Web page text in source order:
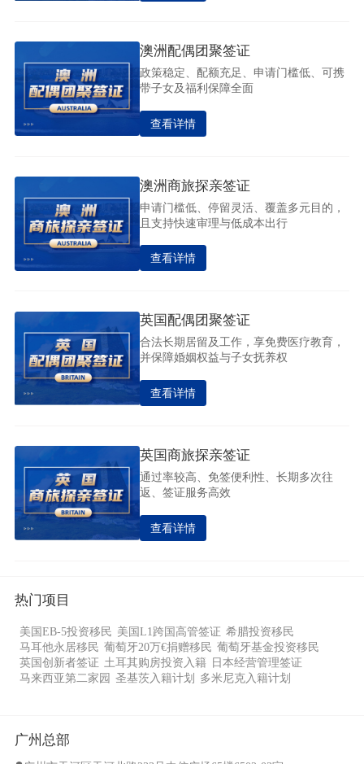
澳洲配偶团聚签证
政策稳定、配额充足、申请门槛低、可携
带子女及福利保障全面
查看详情
澳洲商旅探亲签证
申请门槛低、停留灵活、覆盖多元目的，
且支持快速审理与低成本出行
查看详情
英国配偶团聚签证
合法长期居留及工作，享免费医疗教育，
并保障婚姻权益与子女抚养权
查看详情
英国商旅探亲签证
通过率较高、免签便利性、长期多次往
返、签证服务高效
查看详情
热门项目
美国EB-5投资移民 美国L1跨国高管签证 希腊投资移民
马耳他永居移民 葡萄牙20万€捐赠移民 葡萄牙基金投资移民
英国创新者签证 土耳其购房投资入籍 日本经营管理签证
马来西亚第二家园 圣基茨入籍计划 多米尼克入籍计划
广州总部